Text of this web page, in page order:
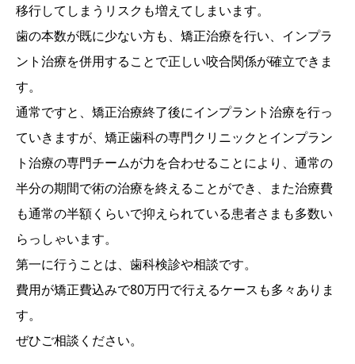
移行してしまうリスクも増えてしまいます。
歯の本数が既に少ない方も、矯正治療を行い、インプラ
ント治療を併用することで正しい咬合関係が確立できま
す。
通常ですと、矯正治療終了後にインプラント治療を行っ
ていきますが、矯正歯科の専門クリニックとインプラン
ト治療の専門チームが力を合わせることにより、通常の
半分の期間で術の治療を終えることができ、また治療費
も通常の半額くらいで抑えられている患者さまも多数い
らっしゃいます。
第一に行うことは、歯科検診や相談です。
費用が矯正費込みで80万円で行えるケースも多々ありま
す。
ぜひご相談ください。